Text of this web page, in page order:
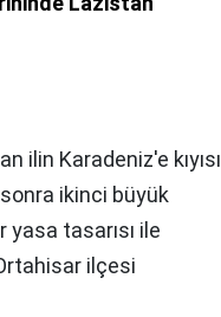
ilin Karadeniz'e kıyısı
ikinci büyük
tasarısı ile
ilçesi